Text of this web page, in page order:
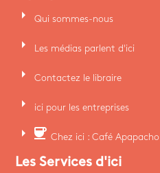
arrow_right Qui sommes-nous
arrow_right Les médias parlent d'ici
arrow_right Contactez le libraire
arrow_right ici pour les entreprises
arrow_right coffee Chez ici : Café Apapacho
Les Services d'ici